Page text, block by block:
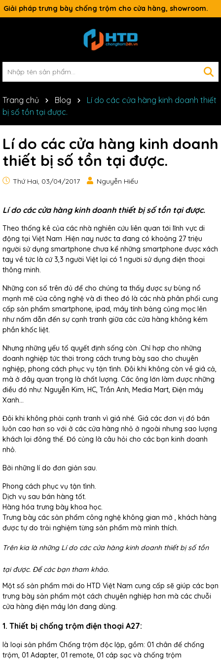
Giải pháp trưng bày chống trộm cho cửa hàng, showroom.
Trang chủ Blog
Lí do các cửa hàng kinh doanh thiết
bị số tồn tại được.
Lí do các cửa hàng kinh doanh
thiết bị số tồn tại được.
Thứ Hai, 03/04/2017 Nguyễn Hiếu
Lí do các cửa hàng kinh doanh thiết bị số tồn tại được.
Theo thống kê của các nhà nghiên cứu liên quan tới lĩnh vực di
động tại Việt Nam .Hiện nay nước ta đang có khoảng 27 triệu
người sử dụng smartphone chưa kể những smartphone được xách
tay về tức là cứ 3,3 người Việt lại có 1 người sử dụng điện thoại
thông minh.
Những con số trên đủ để cho chúng ta thấy được sự bùng nổ
mạnh mẽ của công nghệ và đi theo đó là các nhà phân phối cung
cấp sản phẩm smartphone, ipad, máy tính bảng củng mọc lên
như nấm dẫn đến sự cạnh tranh giữa các cửa hàng không kém
phần khốc liệt.
Nhưng những yếu tố quyết định sống còn .Chỉ hợp cho những
doanh nghiệp tức thời trong cách trưng bày sao cho chuyên
nghiệp, phong cách phục vụ tận tình. Đôi khi không còn về giá cả,
mà ở đây quan trọng là chất lượng. Các ông lớn làm được những
điều đó như: Nguyễn Kim, HC, Trần Anh, Media Mart, Điện máy
Xanh...
Đôi khi không phải cạnh tranh vì giá nhé. Giá các đơn vị đó bán
luôn cao hơn so với ở các cửa hàng nhỏ ở ngoài nhưng sao lượng
khách lại đông thế. Đó củng là câu hỏi cho các bạn kinh doanh
nhỏ.
Bởi những lí do đơn giản sau.
Phong cách phục vụ tận tình.
Dịch vụ sau bán hàng tốt.
Hàng hóa trưng bày khoa học.
Trưng bày các sản phẩm công nghệ không gian mở , khách hàng
được tự do trải nghiệm từng sản phẩm mà mình thích.
Trên kia là những Lí do các cửa hàng kinh doanh thiết bị số tồn
tại được. Để các bạn tham khảo.
Một số sản phẩm mới do HTD Việt Nam cung cấp sẽ giúp các bạn
trưng bày sản phẩm một cách chuyên nghiệp hơn mà các chuỗi
cửa hàng điện máy lớn đang dùng.
1. Thiết bị chống trộm điện thoại A27:
là loại sản phẩm Chống trộm độc lập, gồm: 01 chân đế chống
trộm, 01 Adapter, 01 remote, 01 cáp sạc và chống trộm